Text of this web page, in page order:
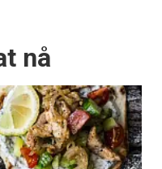
nå